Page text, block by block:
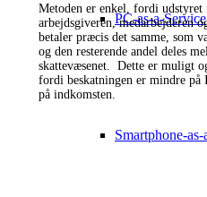
PC-as-a-Service
Smartphone-
Metoden er enkel, fordi
arbejdsgiveren, medarbejderen
betaler præcis det samme, som
og den resterende andel deles
skattevæsenet. Dette er muligt
fordi beskatningen er mindre på
på indkomsten.